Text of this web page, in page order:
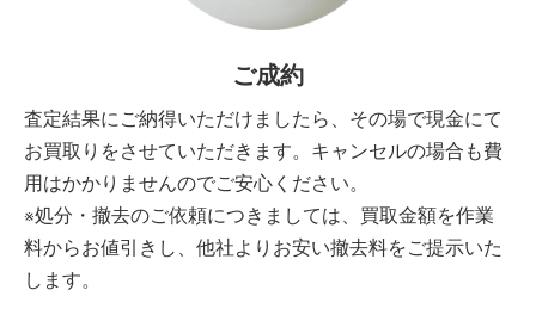
ご成約
査定結果にご納得いただけましたら、その場で現金にて
お買取りをさせていただきます。キャンセルの場合も費
用はかかりませんのでご安心ください。
※処分・撤去のご依頼につきましては、買取金額を作業
料からお値引きし、他社よりお安い撤去料をご提示いた
します。